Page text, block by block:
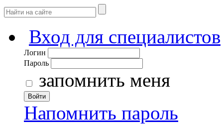
Вход для специалистов
Логин
Пароль
запомнить меня
Войти
Напомнить пароль